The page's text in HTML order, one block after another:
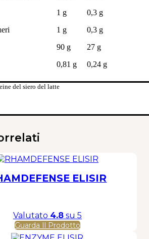
1 g
0,3 g
1 g
0,3 g
90 g
27 g
0,81 g 0,24 g
del siero del latte
ELISIR
Valutato 4.8su 5
Guarda Il Prodotto